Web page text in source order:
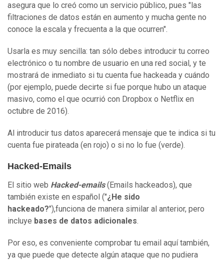
asegura que lo creó como un servicio público, pues "las
filtraciones de datos están en aumento y mucha gente no
conoce la escala y frecuenta a la que ocurren".
Usarla es muy sencilla: tan sólo debes introducir tu correo
electrónico o tu nombre de usuario en una red social, y te
mostrará de inmediato si tu cuenta fue hackeada y cuándo
(por ejemplo, puede decirte si fue porque hubo un ataque
masivo, como el que ocurrió con Dropbox o Netflix en
octubre de 2016).
Al introducir tus datos aparecerá mensaje que te indica si tu
cuenta fue pirateada (en rojo) o si no lo fue (verde).
Hacked-Emails
El sitio web Hacked-emails(Emails hackeados), que
también existe en español ("¿He sido
hackeado?"),funciona de manera similar al anterior, pero
incluye bases de datos adicionales.
Por eso, es conveniente comprobar tu email aquí también,
ya que puede que detecte algún ataque que no pudiera